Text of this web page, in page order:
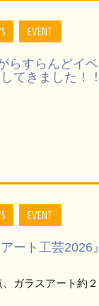
EVENT
すらんどイ
てきました！
EVENT
ート工芸
ガラスアート約